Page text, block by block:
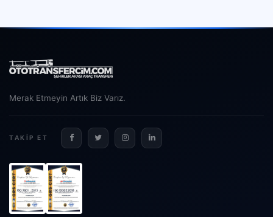
Merak Etmeyin Artık Biz Varız.
TAKIP ET